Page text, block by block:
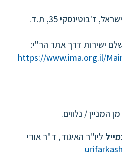
ההסתדרות הרפואית בישראל, ז'בוטינסקי 35, ת.ד.
ישירות דרך אתר הר"י:
https://www.ima.org.il/
ליו"ר האיגוד, ד"ר אורי